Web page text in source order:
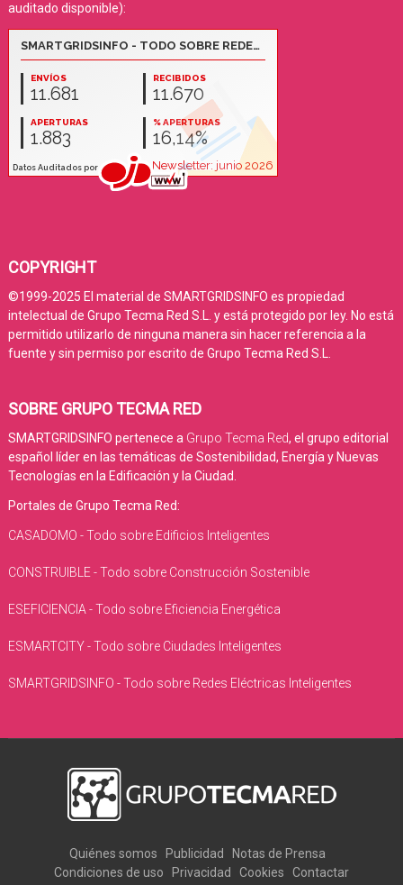
auditado disponible):
COPYRIGHT
©1999-2025 El material de SMARTGRIDSINFO es propiedad
intelectual de Grupo Tecma Red S.L. y está protegido por ley. No está
permitido utilizarlo de ninguna manera sin hacer referencia a la
fuente y sin permiso por escrito de Grupo Tecma Red S.L.
SOBRE GRUPO TECMA RED
SMARTGRIDSINFO pertenece a Grupo Tecma Red, el grupo editorial
español líder en las temáticas de Sostenibilidad, Energía y Nuevas
Tecnologías en la Edificación y la Ciudad.
Portales de Grupo Tecma Red:
CASADOMO - Todo sobre Edificios Inteligentes
CONSTRUIBLE - Todo sobre Construcción Sostenible
ESEFICIENCIA - Todo sobre Eficiencia Energética
ESMARTCITY - Todo sobre Ciudades Inteligentes
SMARTGRIDSINFO - Todo sobre Redes Eléctricas Inteligentes
Quiénes somos Publicidad
Notas de Prensa
Condiciones de uso
Privacidad Cookies Contactar